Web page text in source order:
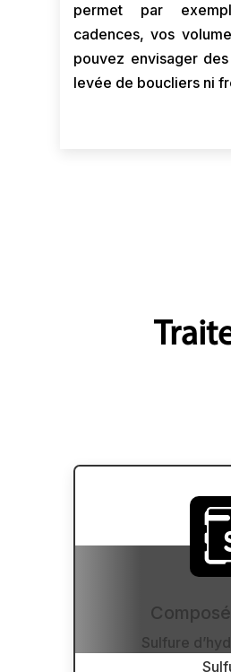
permet par
cadences, vos
pouvez envisager
levée de boucliers ni
Sulfure